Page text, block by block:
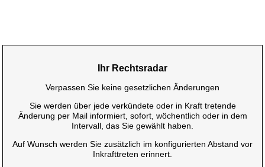
Ihr Rechtsradar
Verpassen Sie keine gesetzlichen Änderungen
Sie werden über jede verkündete oder in Kraft tretende
Änderung per Mail informiert, sofort, wöchentlich oder in dem
Intervall, das Sie gewählt haben.
Auf Wunsch werden Sie zusätzlich im konfigurierten Abstand vor
Inkrafttreten erinnert.